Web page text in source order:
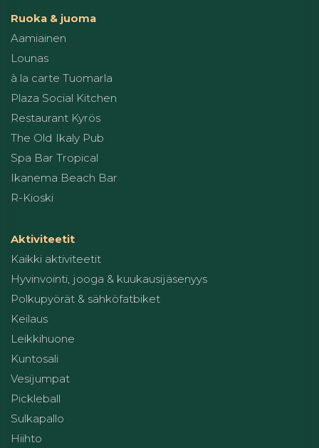
Ruoka & juoma
Aamiainen
Lounas
à la carte Tuomarla
Plaza Social Kitchen
Restaurant Kyrös
The Old Ikaly Pub
Spa Bar Tropical
Ikanema Beach Bar
R-Kioski
Aktiviteetit
Kaikki aktiviteetit
Hyvinvointi, jooga & kuukausijäsenyys
Polkupyörät & sähköfatbiket
Keilaus
Leikkihuone
Kuntosali
Vesijumpat
Pickleball
Sulkapallo
Hiihto